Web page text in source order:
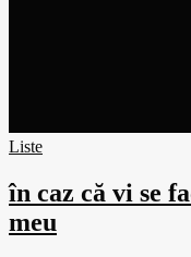
Liste
în caz că vi se
meu